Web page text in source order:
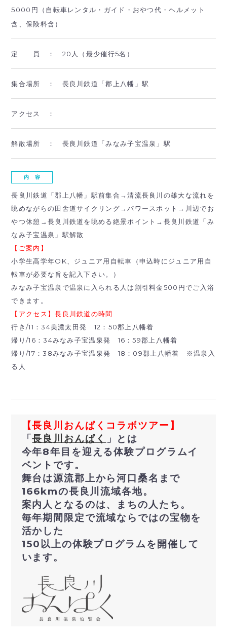
5000円（自転車レンタル・ガイド・おやつ代・ヘルメット
含、保険料含）
定 員 ： 20人（最少催行5名）
集合場所 ： 長良川鉄道「郡上八幡」駅
アクセス ：
解散場所 ： 長良川鉄道「みなみ子宝温泉」駅
内 容
長良川鉄道「郡上八幡」駅前集合→清流長良川の雄大な流れを
眺めながらの田舎道サイクリング→パワースポット→川辺でお
やつ休憩→長良川鉄道を眺める絶景ポイント→長良川鉄道「み
なみ子宝温泉」駅解散
【ご案内】
小学生高学年OK、ジュニア用自転車（申込時にジュニア用自
転車が必要な旨を記入下さい。）
みなみ子宝温泉で温泉に入られる人は割引料金500円でご入浴
できます。
【アクセス】長良川鉄道の時間
行き/11：34美濃太田発 12：50郡上八幡着
帰り/16：34みなみ子宝温泉発 16：59郡上八幡着
帰り/17：38みなみ子宝温泉発 18：09郡上八幡着 ※温泉入
る人
【長良川おんぱくコラボツアー】
「長良川おんぱく
」とは
今年8年目を迎える体験プログラムイ
ベントです。
舞台は源流郡上から河口桑名まで
166kmの長良川流域各地。
案内人となるのは、まちの人たち。
毎年期間限定で流域ならではの宝物を
活かした
150以上の体験プログラムを開催して
います。